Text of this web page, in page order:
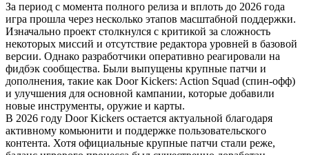
За период с момента полного релиза и вплоть до 2026 года
игра прошла через несколько этапов масштабной поддержки.
Изначально проект столкнулся с критикой за сложность
некоторых миссий и отсутствие редактора уровней в базовой
версии. Однако разработчики оперативно реагировали на
фидбэк сообщества. Были выпущены крупные патчи и
дополнения, такие как Door Kickers: Action Squad (спин-офф)
и улучшения для основной кампании, которые добавили
новые инструменты, оружие и карты.
В 2026 году Door Kickers остается актуальной благодаря
активному комьюнити и поддержке пользовательского
контента. Хотя официальные крупные патчи стали реже,